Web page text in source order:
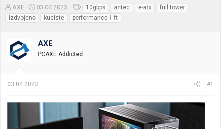
Z
a
č
t
n
e
e
AXE
D
a
t
m
p
e
a
03.04.2023.
z
n
e
10gbps antec e-atx
full tower
izdvojeno
kuciste performance 1 ft
AXE
PCAXE Addicted
03.04.2023. #1